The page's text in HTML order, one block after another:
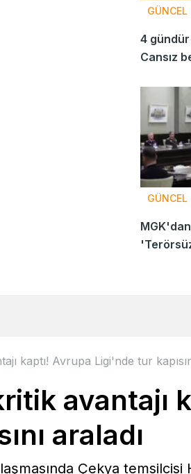
GÜNCEL
4 gündür
Cansız
GÜNCEL
kaptı! Avrupa Ligi'nde tur
avantajı
araladı
Çekya